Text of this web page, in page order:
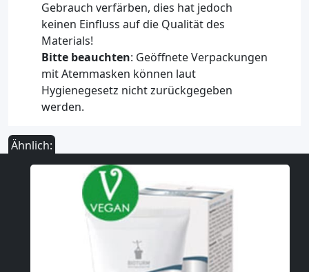
Gebrauch verfärben, dies hat jedoch
keinen Einfluss auf die Qualität des
Materials!
Bitte beauchten: Geöffnete Verpackungen
mit Atemmasken können laut
Hygienegesetz nicht zurückgegeben
werden.
Ähnlich: